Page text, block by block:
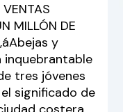
VENTAS
MILLÓN DE
y
inquebrantable
tres jóvenes
significado de